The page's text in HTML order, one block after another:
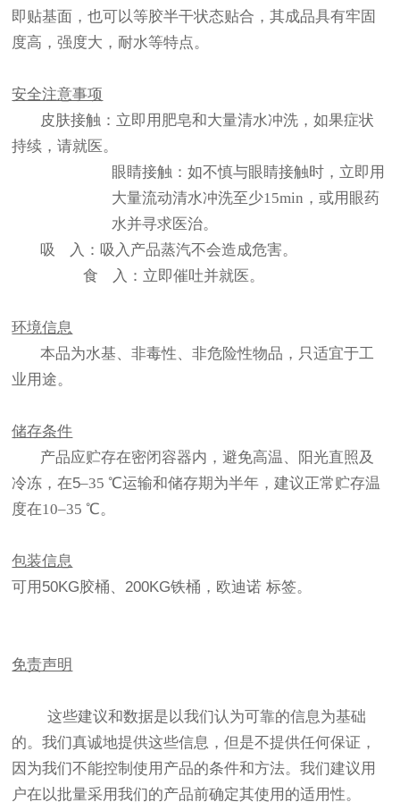
即贴基面，也可以等胶半干状态贴合，其成品具有牢固
度高，强度大，耐水等特点。
安全注意事项
皮肤接触：立即用肥皂和大量清水冲洗，如果症状
持续，请就医。
眼睛接触：如不慎与眼睛接触时，立即用
大量流动清水冲洗至少15min，或用眼药
水并寻求医治。
吸 入：吸入产品蒸汽不会造成危害。
食 入：立即催吐并就医。
环境信息
本品为水基、非毒性、非危险性物品，只适宜于工
业用途。
储存条件
产品应贮存在密闭容器内，避免高温、阳光直照及
冷冻，在5–35 ℃运输和储存期为半年，建议正常贮存温
度在10–35 ℃。
包装信息
可用 50KG胶桶、 200KG铁桶，欧迪诺 标签。
免责声明
这些建议和数据是以我们认为可靠的信息为基础
的。我们真诚地提供这些信息，但是不提供任何保证，
因为我们不能控制使用产品的条件和方法。我们建议用
户在以批量采用我们的产品前确定其使用的适用性。